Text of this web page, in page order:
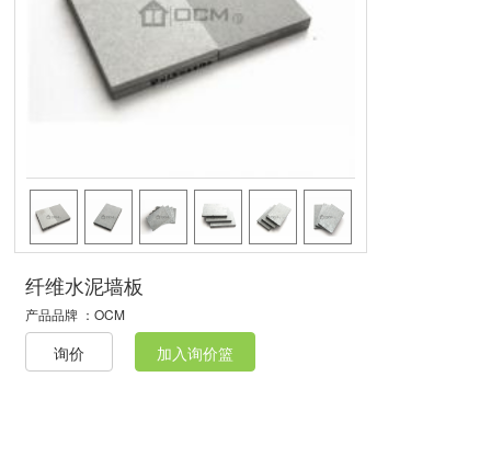
纤维水泥墙板
产品品牌 ： OCM
询价 加入询价篮